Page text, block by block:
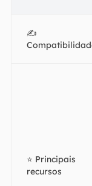
✍️
⭐ Principais
recursos